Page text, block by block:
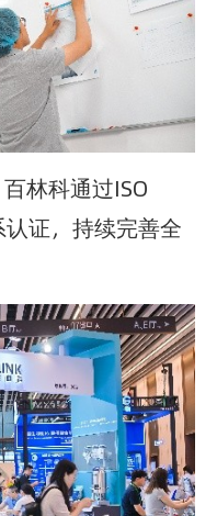
林科通过ISO
证，持续完善全